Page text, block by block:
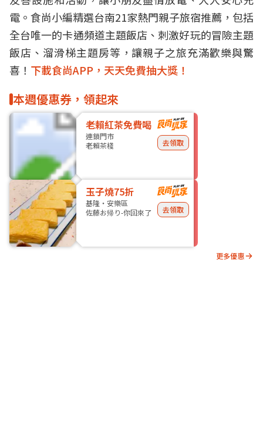
電。食尚小編精選台南21家熱門親子旅宿推薦，包括
全台唯一的卡通頻道主題飯店、刺激好玩的冒險主題
飯店、溜滑梯主題房等，讓親子之旅充滿歡樂與驚
喜！ 下載食尚APP，天天免費抽大獎！
本週優惠券，領起來
老賴紅茶免費喝
連鎖門市
老賴茶棧
去領取
玉子燒75折
基隆・安樂區
佐藤お帰り-你回來了
去領取
更多優惠